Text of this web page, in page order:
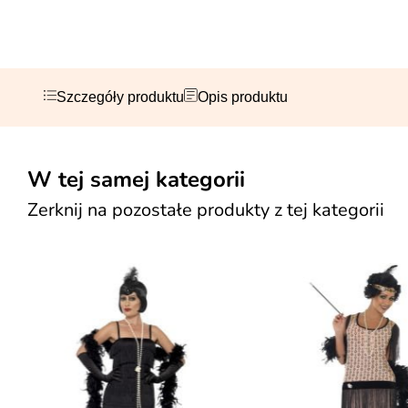
Szczegóły produktu Opis produktu
W tej samej kategorii
Zerknij na pozostałe produkty z tej kategorii